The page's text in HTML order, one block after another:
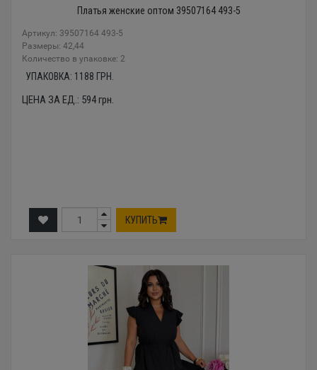
Платья женские оптом 39507164 493-5
Артикул: 39507164 493-5
Размеры: 42,44
Количество в упаковке: 2
УПАКОВКА: 1188 ГРН.
ЦЕНА ЗА ЕД.: 594грн.
КУПИТЬ